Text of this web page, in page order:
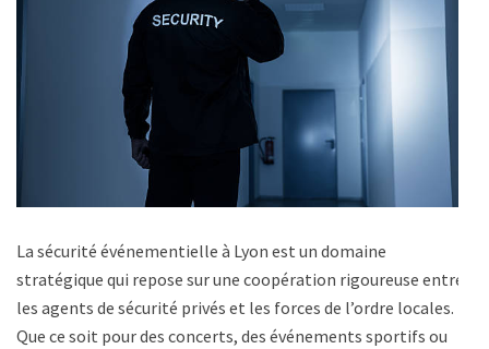
La sécurité événementielle à Lyon est un domaine
stratégique qui repose sur une coopération rigoureuse entre
les agents de sécurité privés et les forces de l’ordre locales.
Que ce soit pour des concerts, des événements sportifs ou